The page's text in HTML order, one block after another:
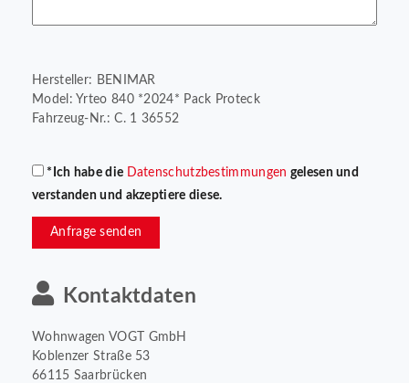
Hersteller: BENIMAR
Model: Yrteo 840 *2024* Pack Proteck
Fahrzeug-Nr.: C. 1 36552
*Ich habe die Datenschutzbestimmungen gelesen und
verstanden und akzeptiere diese.
Anfrage senden
Kontaktdaten
Wohnwagen VOGT GmbH
Koblenzer Straße 53
66115 Saarbrücken